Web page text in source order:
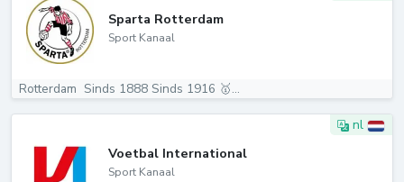
Sparta Rotterdam
Sport Kanaal
Rotterdam ️ Sinds 1888 Sinds 1916 🥇...
nl
Voetbal International
Sport Kanaal